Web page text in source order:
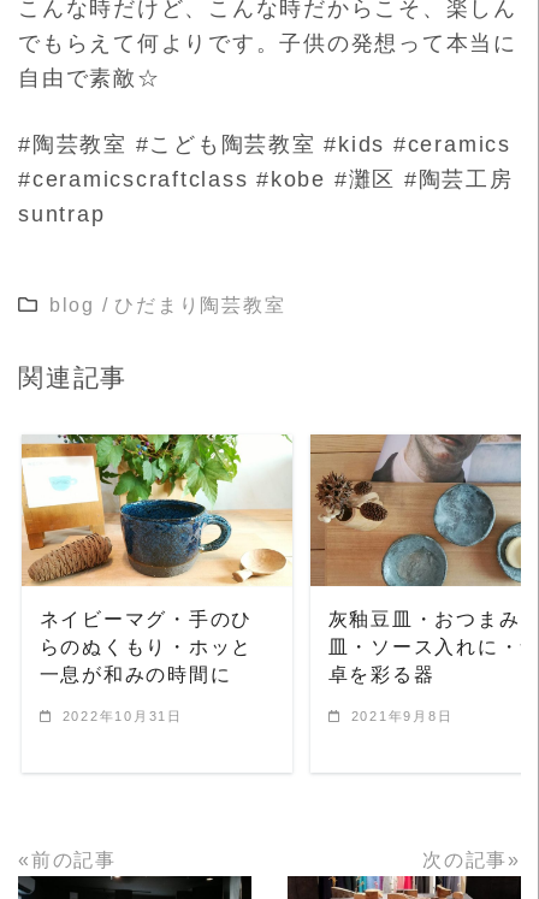
こんな時だけど、こんな時だからこそ、楽しん
でもらえて何よりです。子供の発想って本当に
自由で素敵☆
#陶芸教室 #こども陶芸教室 #kids #ceramics
#ceramicscraftclass #kobe #灘区 #陶芸工房
suntrap
blog / ひだまり陶芸教室
関連記事
READ MORE
ネイビーマグ・手のひ
らのぬくもり・ホッと
一息が和みの時間に
2022年10月31日
READ MORE
灰釉豆皿・おつまみ
皿・ソース入れに・
卓を彩る器
2021年9月8日
«前の記事 次の記事»